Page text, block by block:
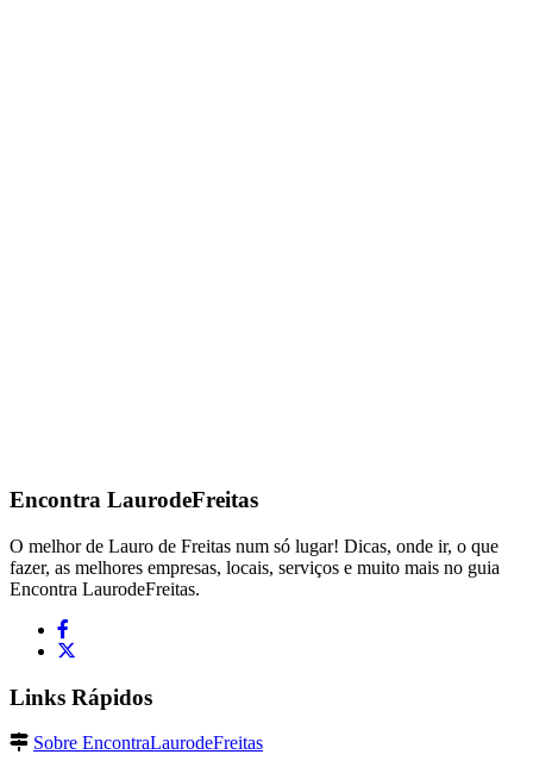
Encontra LaurodeFreitas
O melhor de Lauro de Freitas num só lugar! Dicas, onde ir, o que
fazer, as melhores empresas, locais, serviços e muito mais no guia
Encontra LaurodeFreitas.
Links Rápidos
Sobre EncontraLaurodeFreitas